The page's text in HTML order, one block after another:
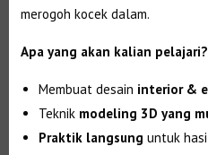
merogoh kocek dalam.
Apa yang akan kalian pelajari?
Membuat desain interior &
Teknik modeling 3D yang
Praktik langsung untuk